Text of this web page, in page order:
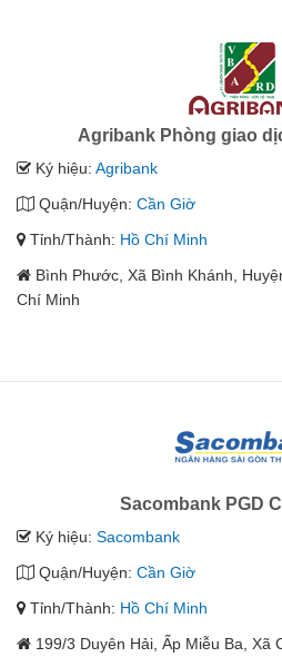
Agribank Phòng giao
Ký hiệu: Agribank
Quận/Huyện: Cần Giờ
Tỉnh/Thành: Hồ Chí Minh
Bình Phước, Xã Bình Khánh,
Chí Minh
Sacombank PGD
Ký hiệu: Sacombank
Quận/Huyện: Cần Giờ
Tỉnh/Thành: Hồ Chí Minh
199/3 Duyên Hải, Ấp Miễu Ba, Xã